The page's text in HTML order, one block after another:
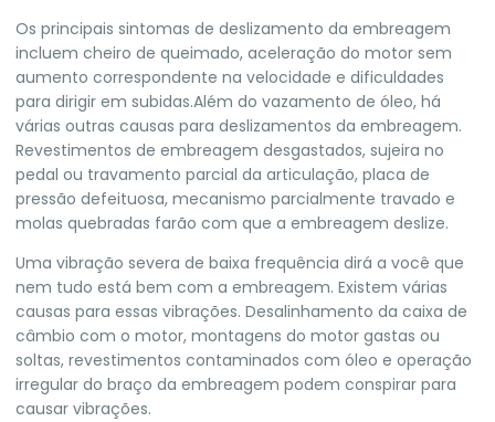
Os principais sintomas de deslizamento da embreagem
incluem cheiro de queimado, aceleração do motor sem
aumento correspondente na velocidade e dificuldades
para dirigir em subidas.Além do vazamento de óleo, há
várias outras causas para deslizamentos da embreagem.
Revestimentos de embreagem desgastados, sujeira no
pedal ou travamento parcial da articulação, placa de
pressão defeituosa, mecanismo parcialmente travado e
molas quebradas farão com que a embreagem deslize.
Uma vibração severa de baixa frequência dirá a você que
nem tudo está bem com a embreagem. Existem várias
causas para essas vibrações. Desalinhamento da caixa de
câmbio com o motor, montagens do motor gastas ou
soltas, revestimentos contaminados com óleo e operação
irregular do braço da embreagem podem conspirar para
causar vibrações.